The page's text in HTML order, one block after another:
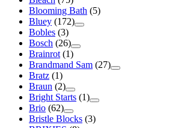
Blooming Bath (5)
Bluey (172)
Bobles (3)
Bosch (26)
Brainrot (1)
Brandmand Sam (27)
Bratz (1)
Braun (2)
Bright Starts (1)
Brio (62)
Bristle Blocks (3)